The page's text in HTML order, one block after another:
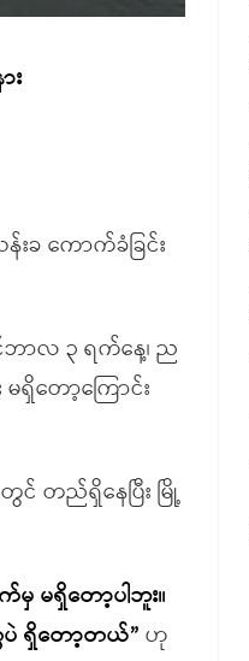
း
ခ ကောက်ခံခြင်း
ာလ ၃ ရက်နေ့၊ ည
ရှိတော့ကြောင်း
င် တည်ရှိနေပြီး မြို့
မရှိတော့ပါဘူး။
ပဲ ရှိတော့တယ်” ဟု